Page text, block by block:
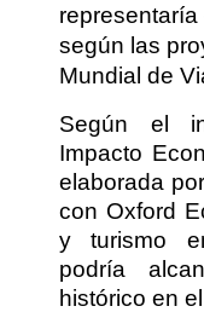
según las
Mundial de
Según el
Impacto
elaborada
con Oxford
y turismo
podría
histórico en